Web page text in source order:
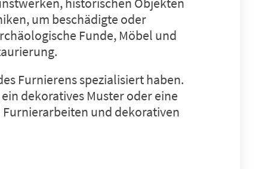
um beschädigte oder
Funde, Möbel und
.
Furnierens spezialisiert haben.
dekoratives Muster oder eine
und dekorativen